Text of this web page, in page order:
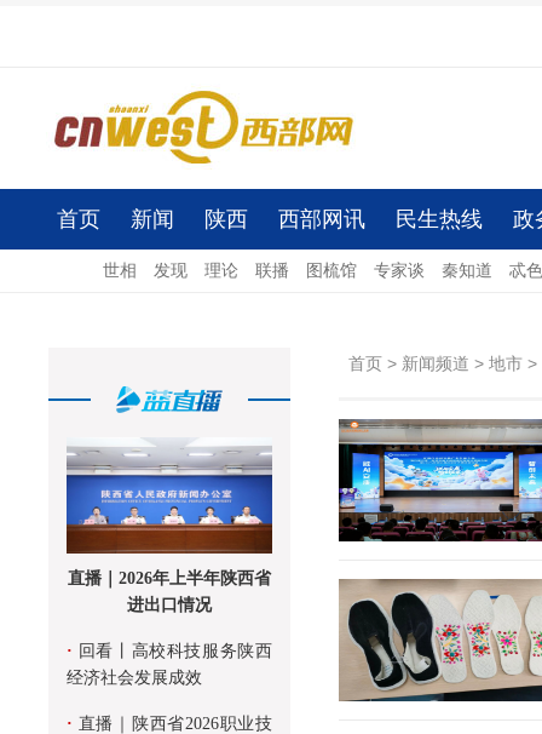
首页 新闻 陕西 西部网讯 民生热线 政
世相 发现 理论 联播 图梳馆 专家谈 秦知道 忒色
直播｜2026年上半年陕西省
进出口情况
·
回看丨高校科技服务陕西
经济社会发展成效
· 直播｜陕西省2026职业技
首页 > 新闻频道 > 地市 >